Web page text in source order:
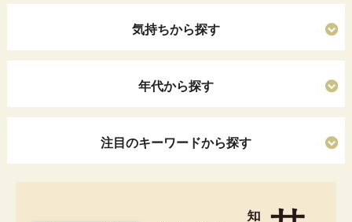
気持ちから探す
年代から探す
注目のキーワードから探す